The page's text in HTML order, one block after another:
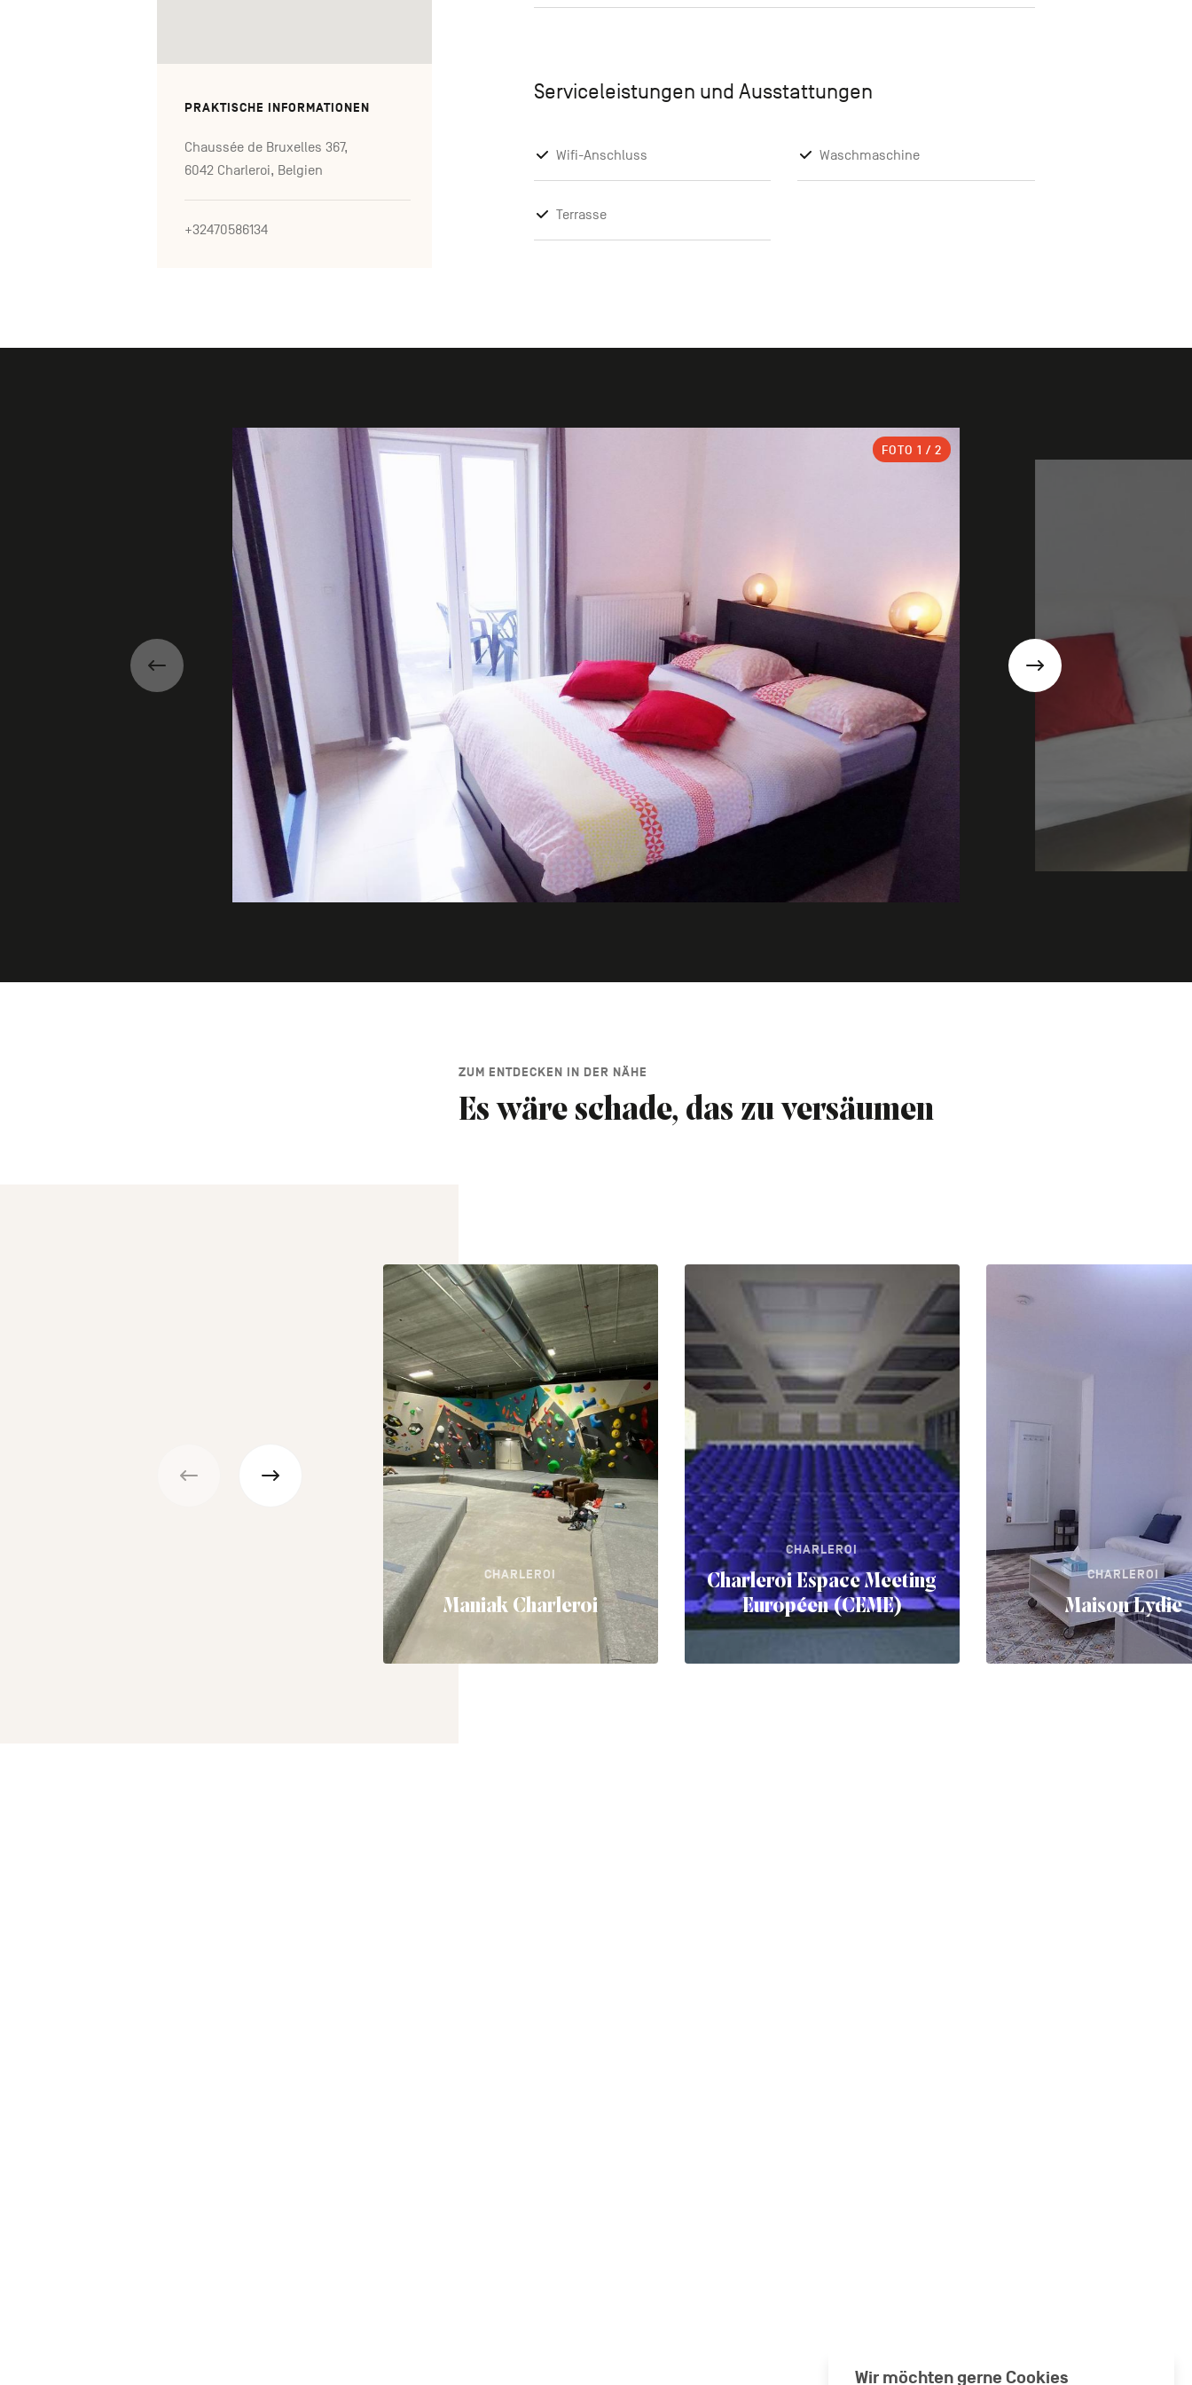
PRAKTISCHE INFORMATIONEN
Chaussée de Bruxelles 367,
6042 Charleroi, Belgien
+32470586134
Serviceleistungen und Ausstattungen
Wifi-Anschluss Waschmaschine
Terrasse
Précédent Suivant
FOTO 1 / 2
ZUM ENTDECKEN IN DER NÄHE
Es wäre schade, das zu versäumen
CHARLEROI
Maniak Charleroi
CHARLEROI
Charleroi Espace Meeting
Européen (CEME)
CHARLEROI
Maison Lydie
Suivant
Wir möchten gerne Cookies